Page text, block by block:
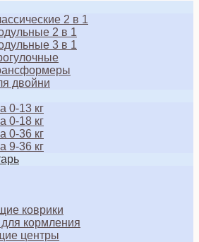
2 в 1
2 в 1
3 в 1
двойни
0-13 кг
0-18 кг
0-36 кг
9-36 кг
коврики
для кормления
центры